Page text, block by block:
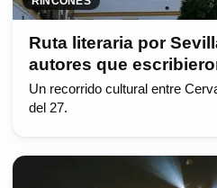
Ruta literaria por
autores que
Un recorrido cultural entre
del 27.